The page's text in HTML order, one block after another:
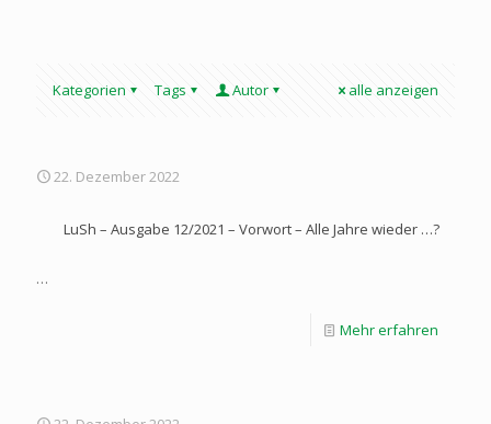
Kategorien Tags Autor alle anzeigen
22. Dezember 2022
LuSh – Ausgabe 12/2021 – Vorwort – Alle Jahre wieder …?
…
Mehr erfahren